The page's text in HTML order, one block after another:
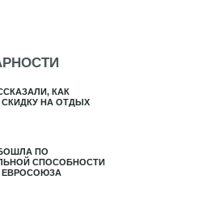
КАК
НА ОТДЫХ
ПО
СПОСОБНОСТИ
ЕВРОСОЮЗА